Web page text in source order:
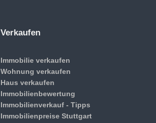
Verkaufen
Immobilie verkaufen
Wohnung verkaufen
Haus verkaufen
Immobilienbewertung
Immobilienverkauf - Tipps
Immobilienpreise Stuttgart